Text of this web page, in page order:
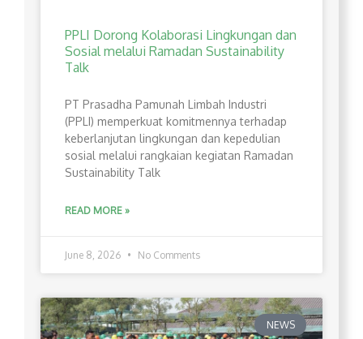
PPLI Dorong Kolaborasi Lingkungan dan
Sosial melalui Ramadan Sustainability
Talk
PT Prasadha Pamunah Limbah Industri
(PPLI) memperkuat komitmennya terhadap
keberlanjutan lingkungan dan kepedulian
sosial melalui rangkaian kegiatan Ramadan
Sustainability Talk
READ MORE »
June 8, 2026 No Comments
NEWS